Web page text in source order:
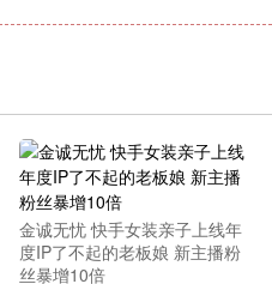
金诚无忧 快手女装亲子上线年
度IP了不起的老板娘 新主播粉
丝暴增10倍